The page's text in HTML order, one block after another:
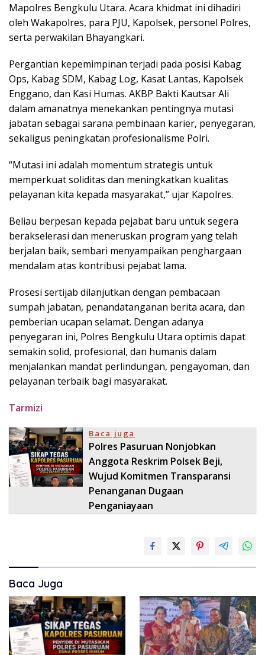
Mapolres Bengkulu Utara. Acara khidmat ini dihadiri
oleh Wakapolres, para PJU, Kapolsek, personel Polres,
serta perwakilan Bhayangkari.
Pergantian kepemimpinan terjadi pada posisi Kabag
Ops, Kabag SDM, Kabag Log, Kasat Lantas, Kapolsek
Enggano, dan Kasi Humas. AKBP Bakti Kautsar Ali
dalam amanatnya menekankan pentingnya mutasi
jabatan sebagai sarana pembinaan karier, penyegaran,
sekaligus peningkatan profesionalisme Polri.
“Mutasi ini adalah momentum strategis untuk
memperkuat soliditas dan meningkatkan kualitas
pelayanan kita kepada masyarakat,” ujar Kapolres.
Beliau berpesan kepada pejabat baru untuk segera
berakselerasi dan meneruskan program yang telah
berjalan baik, sembari menyampaikan penghargaan
mendalam atas kontribusi pejabat lama.
Prosesi sertijab dilanjutkan dengan pembacaan
sumpah jabatan, penandatanganan berita acara, dan
pemberian ucapan selamat. Dengan adanya
penyegaran ini, Polres Bengkulu Utara optimis dapat
semakin solid, profesional, dan humanis dalam
menjalankan mandat perlindungan, pengayoman, dan
pelayanan terbaik bagi masyarakat.
Tarmizi
Baca juga
Polres Pasuruan Nonjobkan
Anggota Reskrim Polsek Beji,
Wujud Komitmen Transparansi
Penanganan Dugaan
Penganiayaan
Baca Juga